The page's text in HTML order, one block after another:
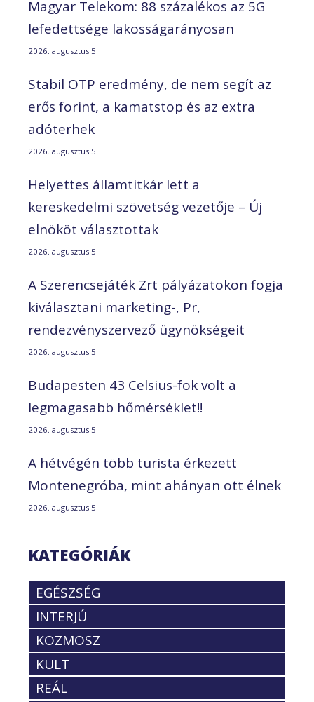
Magyar Telekom: 88 százalékos az 5G
lefedettsége lakosságarányosan
2026. augusztus 5.
Stabil OTP eredmény, de nem segít az
erős forint, a kamatstop és az extra
adóterhek
2026. augusztus 5.
Helyettes államtitkár lett a
kereskedelmi szövetség vezetője – Új
elnököt választottak
2026. augusztus 5.
A Szerencsejáték Zrt pályázatokon fogja
kiválasztani marketing-, Pr,
rendezvényszervező ügynökségeit
2026. augusztus 5.
Budapesten 43 Celsius-fok volt a
legmagasabb hőmérséklet!!
2026. augusztus 5.
A hétvégén több turista érkezett
Montenegróba, mint ahányan ott élnek
2026. augusztus 5.
KATEGÓRIÁK
EGÉSZSÉG
INTERJÚ
KOZMOSZ
KULT
REÁL